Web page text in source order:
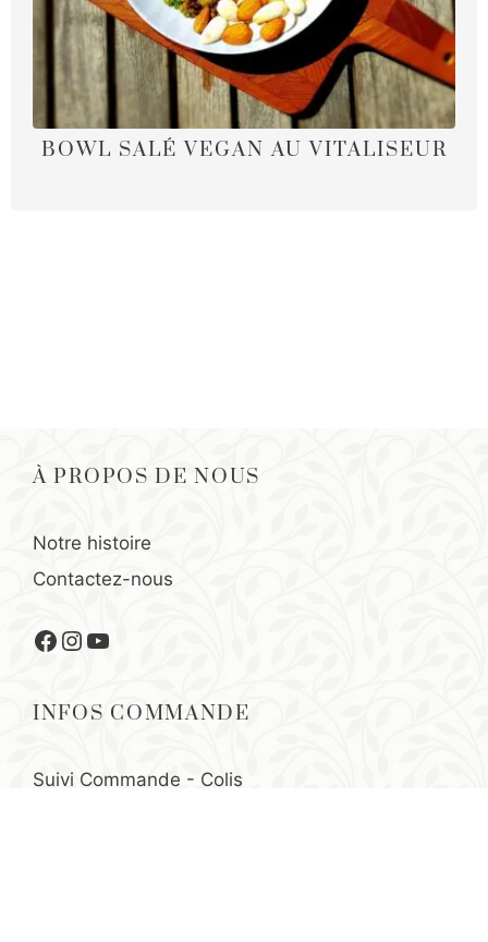
BOWL SALÉ VEGAN AU VITALISEUR
À PROPOS DE NOUS
Notre histoire
Contactez-nous
Facebook
Instagram
YouTube
INFOS COMMANDE
Suivi Commande - Colis